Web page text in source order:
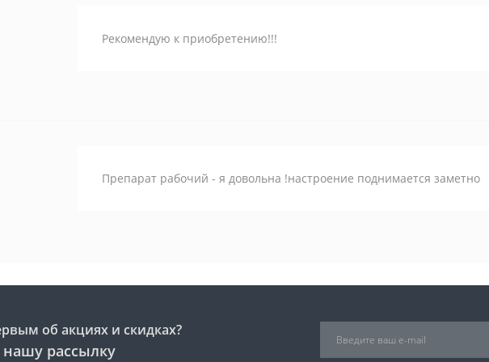
Рекомендую к приобретению!!!
Препарат рабочий - я довольна !настроение поднимается заметно
об акциях и скидках?
рассылку